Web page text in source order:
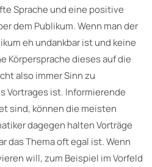
Sprache und eine positive
dem Publikum. Wenn man der
eh undankbar ist und keine
Körpersprache dieses auf die
also immer Sinn zu
Vortrages ist. Informierende
sind, können die meisten
dagegen halten Vorträge
das Thema oft egal ist. Wenn
will, zum Beispiel im Vorfeld